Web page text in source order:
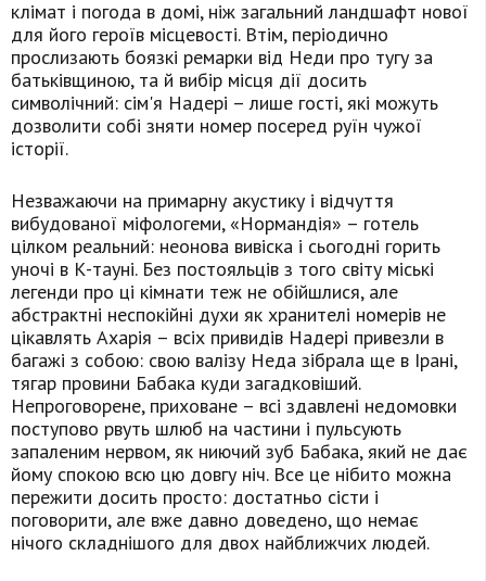
клімат і погода в домі, ніж загальний ландшафт нової
для його героїв місцевості. Втім, періодично
прослизають боязкі ремарки від Неди про тугу за
батьківщиною, та й вибір місця дії досить
символічний: сім'я Надері – лише гості, які можуть
дозволити собі зняти номер посеред руїн чужої
історії.
Незважаючи на примарну акустику і відчуття
вибудованої міфологеми, «Нормандія» – готель
цілком реальний: неонова вивіска і сьогодні горить
уночі в К-тауні. Без постояльців з того світу міські
легенди про ці кімнати теж не обійшлися, але
абстрактні неспокійні духи як хранителі номерів не
цікавлять Ахарія – всіх привидів Надері привезли в
багажі з собою: свою валізу Неда зібрала ще в Ірані,
тягар провини Бабака куди загадковіший.
Непроговорене, приховане – всі здавлені недомовки
поступово рвуть шлюб на частини і пульсують
запаленим нервом, як ниючий зуб Бабака, який не дає
йому спокою всю цю довгу ніч. Все це нібито можна
пережити досить просто: достатньо сісти і
поговорити, але вже давно доведено, що немає
нічого складнішого для двох найближчих людей.